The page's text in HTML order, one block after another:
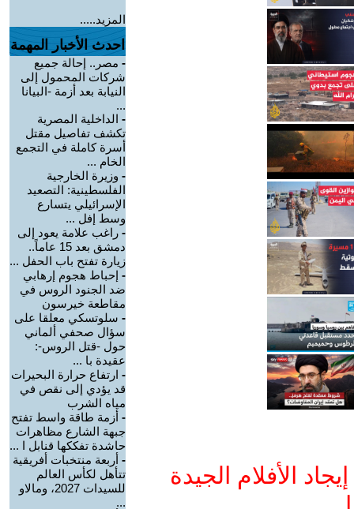
الأفلام الجيدة
المزيد.....
احدث الأخبار المهمة
- مصر.. إحالة جميع
شركات المحمول إلى
النيابة بعد أزمة -البيانا
...
- الداخلية المصرية
تكشف تفاصيل مقتل
أسرة كاملة في التجمع
الخام ...
- وزيرة الخارجية
الفلسطينية: التصعيد
الإسرائيلي يتسارع
وسط إفل ...
- راغب علامة يعود إلى
دمشق بعد 15 عاماً..
زيارة تفتح باب الحفل ...
- إحباط هجوم إرهابي
ضد الجنود الروس في
مقاطعة خيرسون
- سلوتسكي معلقا على
سؤال صحفي ألماني
حول -قتل الروس-:
عقيدة با ...
- ارتفاع حرارة البحيرات
قد يؤدي إلى نقص في
مياه الشرب
- أزمة طاقة واسط تفتح
جبهة الشارع مظاهرات
حاشدة تفككها قنابل ا ...
- أربعة منتخبات أفريقية
تتأهل لكأس العالم
للسيدات 2027، ومالاو
...